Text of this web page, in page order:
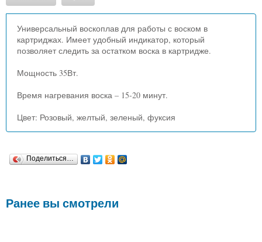
Универсальный воскоплав для работы с воском в
картриджах. Имеет удобный индикатор, который
позволяет следить за остатком воска в картридже.
Мощность 35Вт.
Время нагревания воска – 15-20 минут.
Цвет: Розовый, желтый, зеленый, фуксия
Поделиться…
Ранее вы смотрели